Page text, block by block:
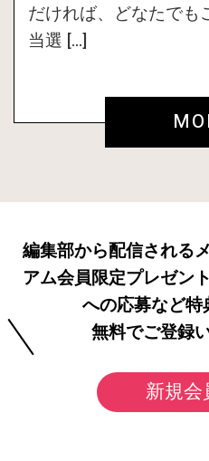
だければ、どなたでも
当選 […]
編集部から配信される
アム会員限定プレゼン
への応募など特
無料でご登録
新規会